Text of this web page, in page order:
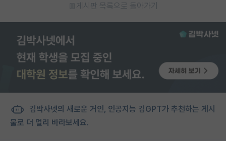
게시판 목록으로 돌아가기
김박사넷의 새로운 거인, 인공지능 김GPT가 추천하는 게시
물로 더 멀리 바라보세요.